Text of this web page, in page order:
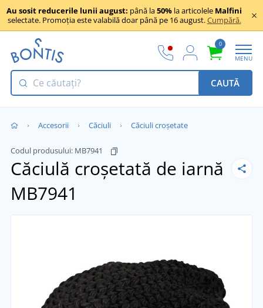
Au sosit reducerile lunii august: până la50% la articolele Malfini
selectate. Promoția este valabilă doar până pe 16 august.Cumpără.
0
MENU
CAUTĂ
Accesorii Căciuli Căciuli croșetate
Codul produsului: MB7941
Căciulă croșetată de iarnă
MB7941